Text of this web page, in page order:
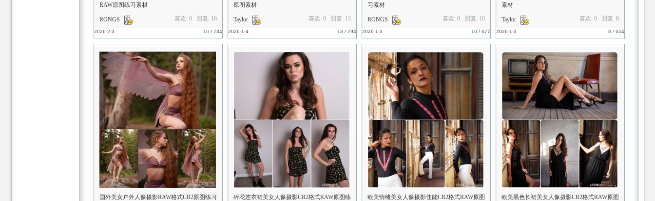
RAW原图练习素材
喜欢: 0 回复: 16
RONGS
16 /734
2026-2-3
原图素材
喜欢: 0 回复: 13
Taylor
13 /794
2026-1-4
习素材
喜欢: 0 回复: 10
RONGS
10 /677
2026-1-3
素材
喜欢: 0 回复:8
Taylor
8 /654
2026-1-3
国外美女户外人像摄影RAW格式CR2原图练习
碎花连衣裙美女人像摄影CR2格式RAW原图练
欧美情绪美女人像摄影佳能CR2格式RAW原图
欧美黑色长裙美女人像摄影CR2格式RAW原图